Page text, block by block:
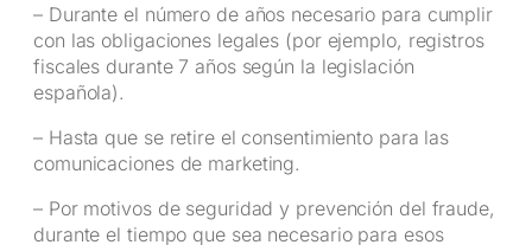
– Durante el número de años necesario para cumplir
con las obligaciones legales (por ejemplo, registros
fiscales durante 7 años según la legislación
española).
– Hasta que se retire el consentimiento para las
comunicaciones de marketing.
– Por motivos de seguridad y prevención del fraude,
durante el tiempo que sea necesario para esos